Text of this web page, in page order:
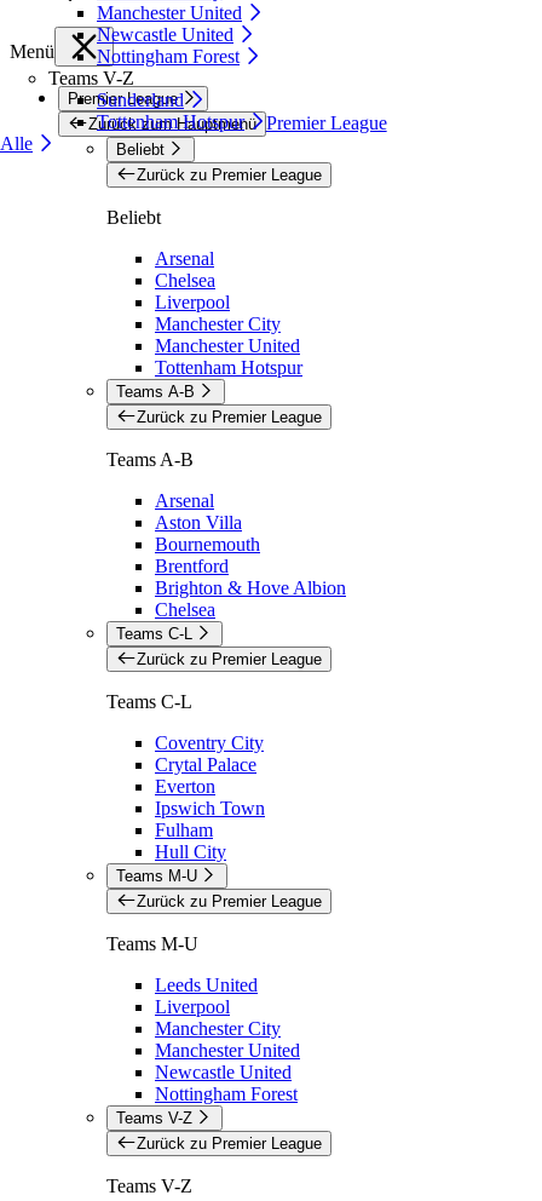
Manchester United
Newcastle United
Nottingham Forest
Teams V-Z
Sunderland
Tottenham Hotspur
Alle
Menü
Premier League
Zurück zum Hauptmenü Premier League
Beliebt
Zurück zu Premier League
Beliebt
Arsenal
Chelsea
Liverpool
Manchester City
Manchester United
Tottenham Hotspur
Teams A-B
Zurück zu Premier League
Teams A-B
Arsenal
Aston Villa
Bournemouth
Brentford
Brighton & Hove Albion
Chelsea
Teams C-L
Zurück zu Premier League
Teams C-L
Coventry City
Crytal Palace
Everton
Ipswich Town
Fulham
Hull City
Teams M-U
Zurück zu Premier League
Teams M-U
Leeds United
Liverpool
Manchester City
Manchester United
Newcastle United
Nottingham Forest
Teams V-Z
Zurück zu Premier League
Teams V-Z